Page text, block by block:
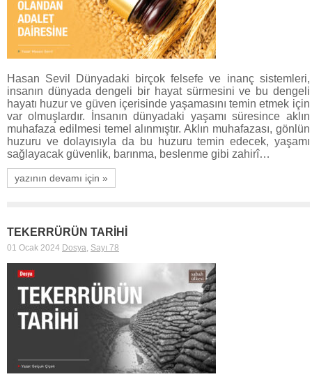
Hasan Sevil Dünyadaki birçok felsefe ve inanç sistemleri,
insanın dünyada dengeli bir hayat sürmesini ve bu dengeli
hayatı huzur ve güven içerisinde yaşamasını temin etmek için
var olmuşlardır. İnsanın dünyadaki yaşamı süresince aklın
muhafaza edilmesi temel alınmıştır. Aklın muhafazası, gönlün
huzuru ve dolayısıyla da bu huzuru temin edecek, yaşamı
sağlayacak güvenlik, barınma, beslenme gibi zahirî…
yazının devamı için »
TEKERRÜRÜN TARİHİ
01 Ocak 2024 Dosya, Sayı 78